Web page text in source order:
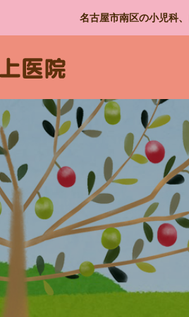
名古屋市南区の小児科